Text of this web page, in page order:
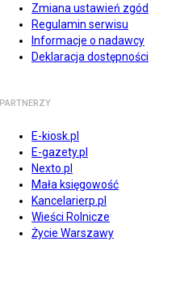
Zmiana ustawień zgód
Regulamin serwisu
Informacje o nadawcy
Deklaracja dostępności
PARTNERZY
E-kiosk.pl
E-gazety.pl
Nexto.pl
Mała księgowość
Kancelarierp.pl
Wieści Rolnicze
Życie Warszawy